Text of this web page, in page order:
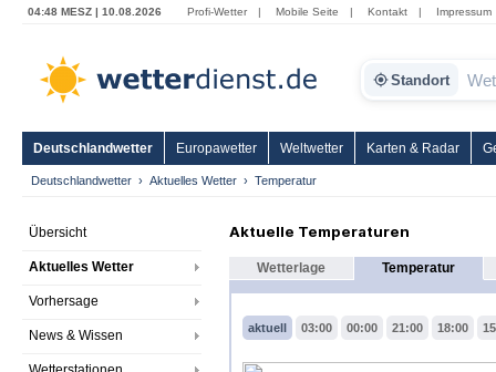
04:48 MESZ | 10.08.2026 Profi-Wetter | Mobile Seite | Kontakt | Impressum
Standort
Deutschlandwetter Europawetter Weltwetter Karten & Radar
Deutschlandwetter Aktuelles Wetter Temperatur
Übersicht
Aktuelles Wetter
Vorhersage
News & Wissen
Aktuelle Temperaturen
Wetterlage Temperatur
aktuell 03:00 00:00 21:00 18:00